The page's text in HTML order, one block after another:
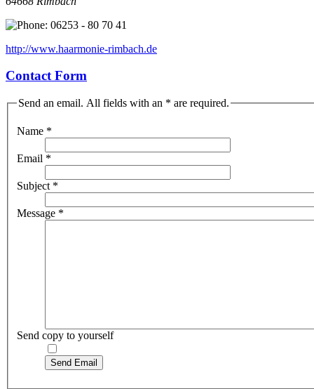
06253 - 80 70 41
http://www.haarmonie-rimbach.de
Contact Form
Send an email. All fields with an * are required.
Name *
Email *
Subject *
Message *
Send copy to yourself
Send Email